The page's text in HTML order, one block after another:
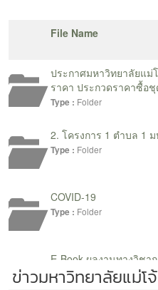
ข่าวมหาวิทยาลัยแม่โจ้